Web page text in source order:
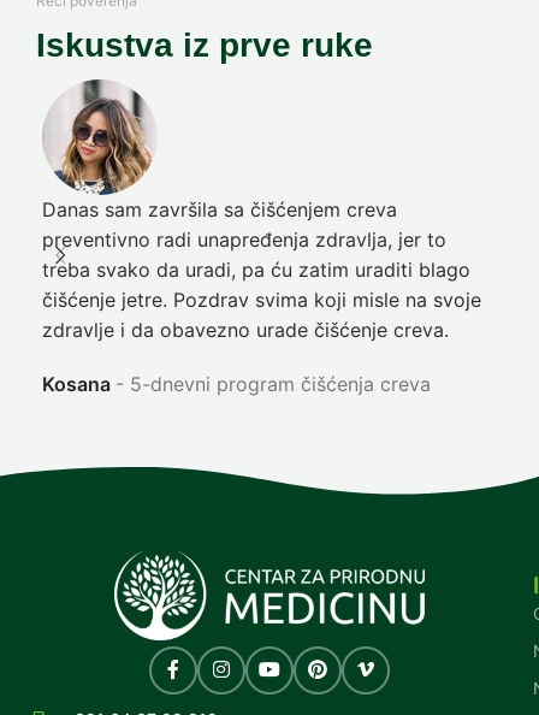
Iskustva iz prve ruke
Danas sam završila sa čišćenjem creva
preventivno radi unapređenja zdravlja, jer to
treba svako da uradi, pa ću zatim uraditi blago
čišćenje jetre. Pozdrav svima koji misle na svoje
zdravlje i da obavezno urade čišćenje creva.
Kosana 5-dnevni program čišćenja creva